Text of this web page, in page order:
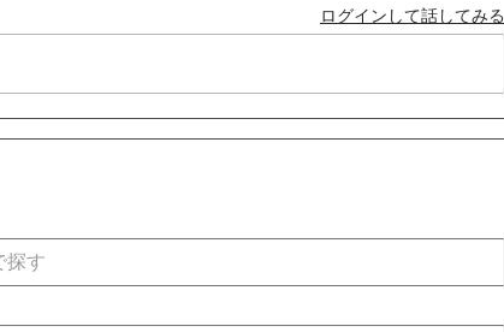
ログインして話してみる